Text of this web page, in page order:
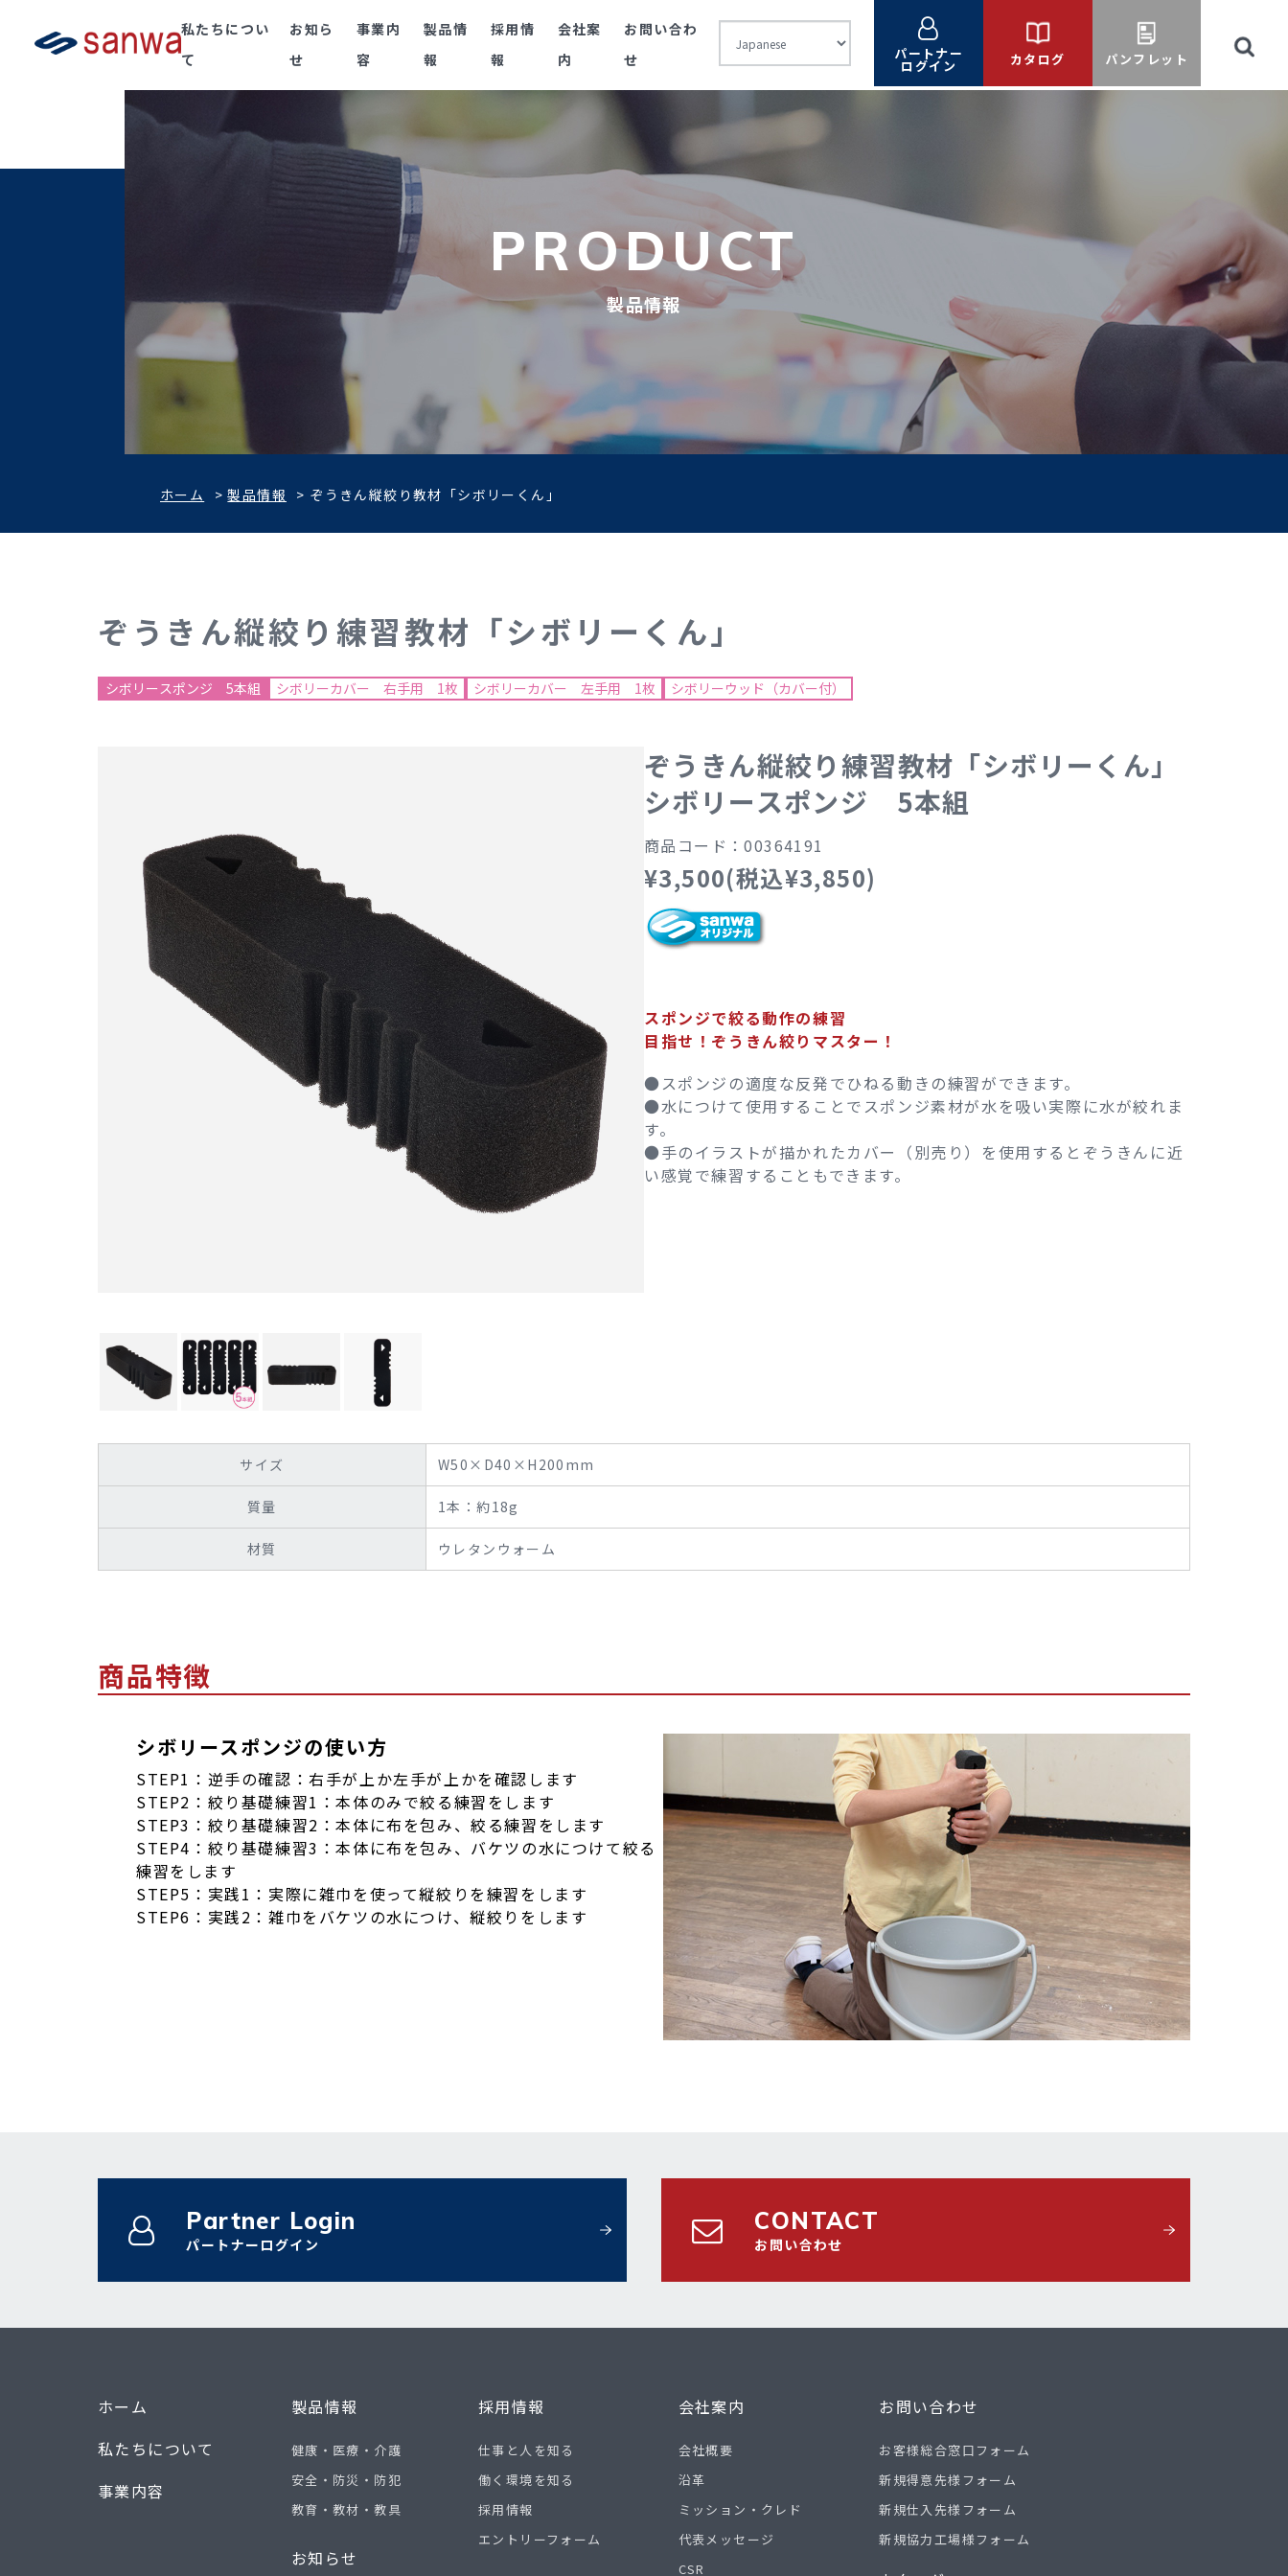
私たちについ
て
お知ら
せ
事業内
容
製品情
報
採用情
報
会社案
内
お問い合わ
せ
パートナー
ログイン カタログ パンフレット
PRODUCT
製品情報
ホーム >製品情報 > ぞうきん縦絞り教材「シボリーくん」
ぞうきん縦絞り練習教材「シボリーくん」
シボリースポンジ 5本組 シボリーカバー 右手用 1枚 シボリーカバー 左手用 1枚 シボリーウッド（カバー付）
ぞうきん縦絞り練習教材「シボリーくん」
シボリースポンジ 5本組
商品コード：00364191
¥3,500(税込¥3,850)
スポンジで絞る動作の練習
目指せ！ぞうきん絞りマスター！
●スポンジの適度な反発でひねる動きの練習ができます。
●水につけて使用することでスポンジ素材が水を吸い実際に水が絞れま
す。
●手のイラストが描かれたカバー（別売り）を使用するとぞうきんに近
い感覚で練習することもできます。
サイズ W50×D40×H200mm
質量 1本：約18g
材質 ウレタンウォーム
商品特徴
シボリースポンジの使い方
STEP1：逆手の確認：右手が上か左手が上かを確認します
STEP2：絞り基礎練習1：本体のみで絞る練習をします
STEP3：絞り基礎練習2：本体に布を包み、絞る練習をします
STEP4：絞り基礎練習3：本体に布を包み、バケツの水につけて絞る
練習をします
STEP5：実践1：実際に雑巾を使って縦絞りを練習をします
STEP6：実践2：雑巾をバケツの水につけ、縦絞りをします
Partner Login
パートナーログイン
CONTACT
お問い合わせ
ホーム
私たちについて
事業内容
製品情報
健康・医療・介護
安全・防災・防犯
教育・教材・教具
お知らせ
採用情報
仕事と人を知る
働く環境を知る
採用情報
エントリーフォーム
会社案内
会社概要
沿革
ミッション・クレド
代表メッセージ
CSR
お問い合わせ
お客様総合窓口フォーム
新規得意先様フォーム
新規仕入先様フォーム
新規協力工場様フォーム